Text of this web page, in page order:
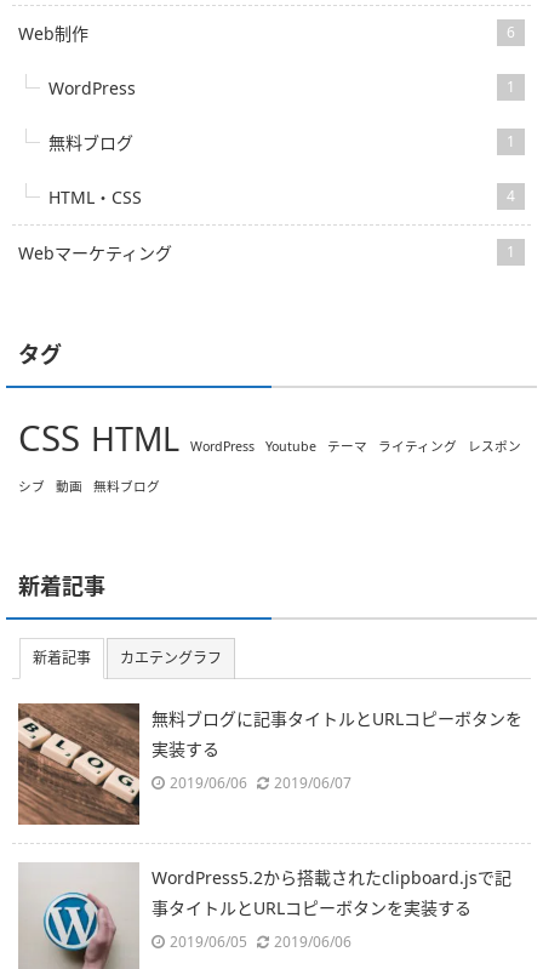
Web制作 6
WordPress 1
無料ブログ 1
HTML・CSS 4
Webマーケティング 1
タグ
CSS HTML WordPress Youtube テーマ ライティング レスポン
シブ 動画 無料ブログ
新着記事
新着記事 カエテングラフ
無料ブログに記事タイトルとURLコピーボタンを
実装する
2019/06/06 2019/06/07
WordPress5.2から搭載されたclipboard.jsで記
事タイトルとURLコピーボタンを実装する
2019/06/05 2019/06/06